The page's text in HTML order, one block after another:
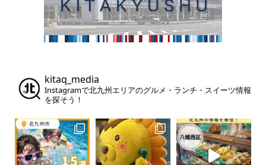
kitaq_media
Instagramで北九州エリアのグルメ・ランチ・スイーツ情報
を探そう！